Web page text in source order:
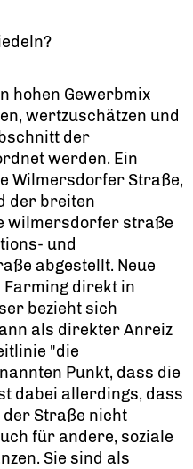
hohen Gewerbmix
wertzuschätzen und
der
werden. Ein
Wilmersdorfer Straße,
der breiten
wilmersdorfer straße
und
abgestellt. Neue
Farming direkt in
bezieht sich
als direkter Anreiz
"die
Punkt, dass die
dabei allerdings, dass
Straße nicht
für andere, soziale
Sie sind als